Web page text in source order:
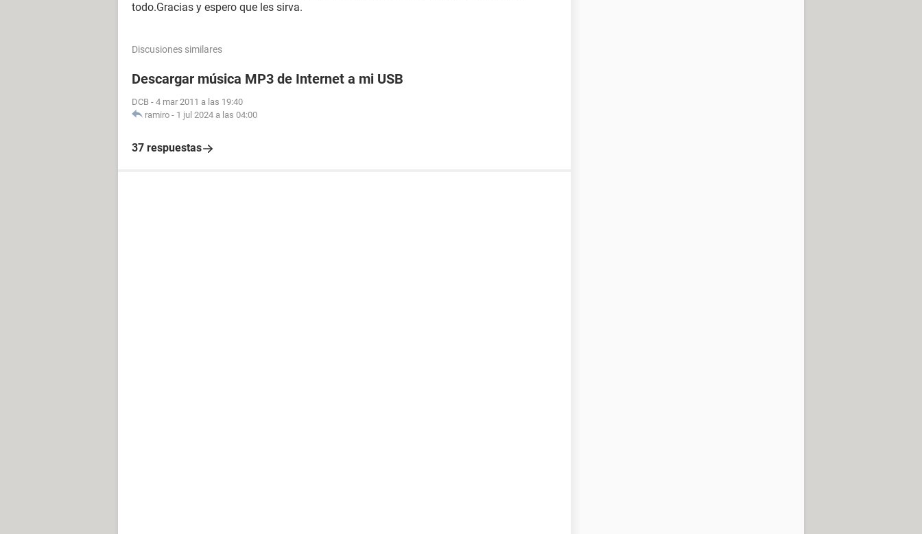
todo.Gracias y espero que les sirva.
Discusiones similares
Descargar música MP3 de Internet a mi USB
DCB - 4 mar 2011 a las 19:40
ramiro - 1 jul 2024 a las 04:00
37 respuestas